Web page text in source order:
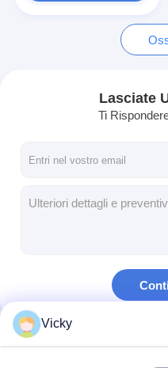
Macchina del tessuto
Lasciate
Ti
Le Nostre Categorie
Vicky